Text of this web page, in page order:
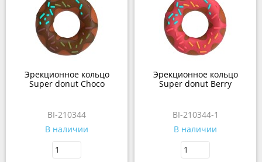
Эрекционное кольцо
Super donut Choco
BI-210344
В наличии
Эрекционное кольцо
Super donut Berry
BI-210344-1
В наличии